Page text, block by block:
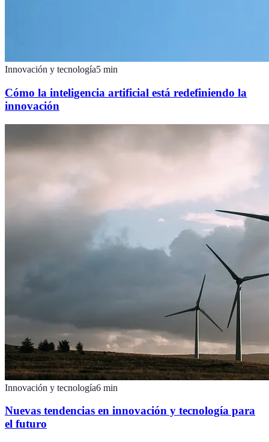
Innovación y tecnología5 min
Cómo la inteligencia artificial está redefiniendo la
innovación
Innovación y tecnología6 min
Nuevas tendencias en innovación y tecnología para
el futuro